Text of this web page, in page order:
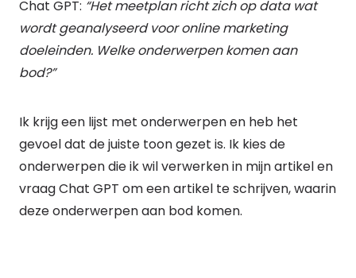
Chat GPT: “Het meetplan richt zich op data wat
wordt geanalyseerd voor online marketing
doeleinden. Welke onderwerpen komen aan
bod?”
Ik krijg een lijst met onderwerpen en heb het
gevoel dat de juiste toon gezet is. Ik kies de
onderwerpen die ik wil verwerken in mijn artikel en
vraag Chat GPT om een artikel te schrijven, waarin
deze onderwerpen aan bod komen.